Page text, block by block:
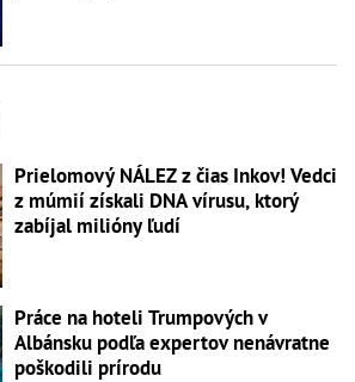
Prielomový NÁLEZ z čias Inkov! Vedci
z múmií získali DNA vírusu, ktorý
zabíjal milióny ľudí
Práce na hoteli Trumpových v
Albánsku podľa expertov nenávratne
poškodili prírodu